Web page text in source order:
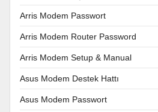
Arris Modem Passwort
Arris Modem Router Password
Arris Modem Setup & Manual
Asus Modem Destek Hattı
Asus Modem Passwort